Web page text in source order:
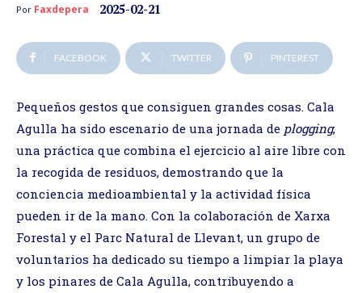
Por Faxdepera 2025-02-21
FACEBOOK TWITTER PINTEREST
Pequeños gestos que consiguen grandes cosas. Cala
Agulla ha sido escenario de una jornada de plogging,
una práctica que combina el ejercicio al aire libre con
la recogida de residuos, demostrando que la
conciencia medioambiental y la actividad física
pueden ir de la mano. Con la colaboración de Xarxa
Forestal y el Parc Natural de Llevant, un grupo de
voluntarios ha dedicado su tiempo a limpiar la playa
y los pinares de Cala Agulla, contribuyendo a